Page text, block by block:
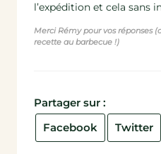
l’expédition et cela sans
Merci Rémy pour vos réponses
recette au barbecue !)
Partager sur :
Facebook
Twitter